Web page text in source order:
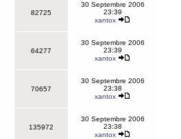
82725
30 Septembre 2006
23:39
xantox
64277
30 Septembre 2006
23:39
xantox
70657
30 Septembre 2006
23:38
xantox
135972
30 Septembre 2006
23:38
xantox